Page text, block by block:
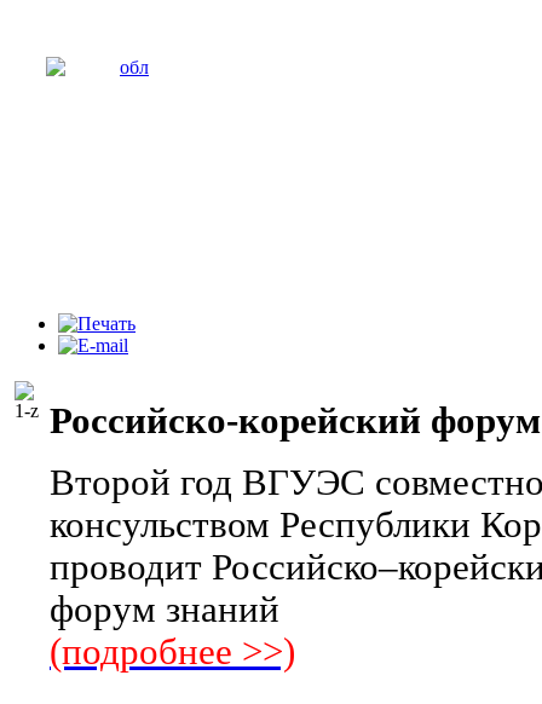
Российско-корейский
Второй год ВГУЭС
консульством Республики
проводит
форум знаний
(подробнее >>)